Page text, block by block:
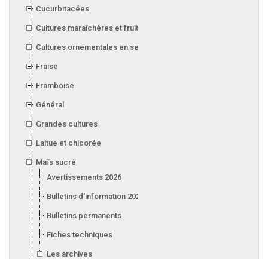
Cucurbitacées
Cultures maraîchères et fruitières en serre
Cultures ornementales en serre
Fraise
Framboise
Général
Grandes cultures
Laitue et chicorée
Maïs sucré
Avertissements 2026
Bulletins d'information 2026
Bulletins permanents
Fiches techniques
Les archives